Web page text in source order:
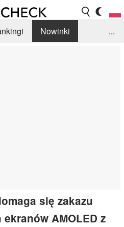
Nowinki
...
się zakazu
AMOLED z